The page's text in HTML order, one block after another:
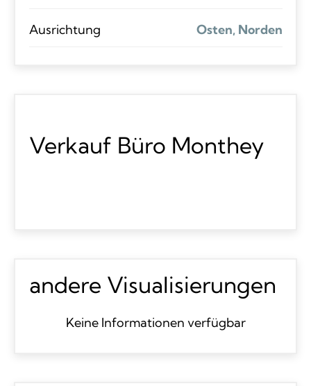
Ausrichtung Osten, Norden
Verkauf Büro Monthey
andere Visualisierungen
Keine Informationen verfügbar